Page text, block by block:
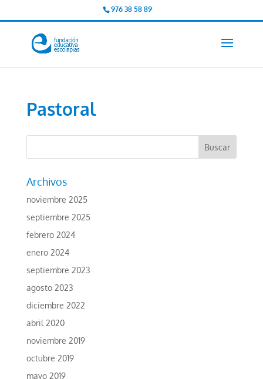
976 38 58 89
Pastoral
Archivos
noviembre 2025
septiembre 2025
febrero 2024
enero 2024
septiembre 2023
agosto 2023
diciembre 2022
abril 2020
noviembre 2019
octubre 2019
mayo 2019